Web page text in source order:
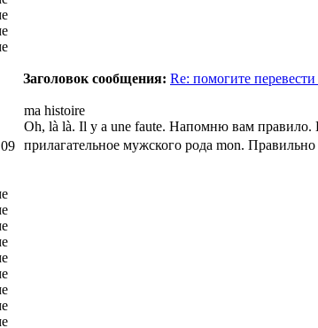
Заголовок сообщения: Re: помогите перевести
09
ma histoire
Oh, là là. Il y a une faute. Напомню вам правило.
прилагательное мужского рода mon.